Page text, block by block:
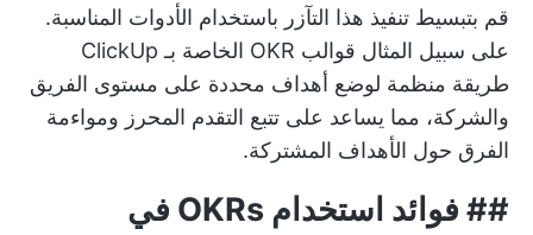
قم بتبسيط تنفيذ هذا التآزر باستخدام الأدوات المناسبة.
على سبيل المثال قوالب OKR الخاصة بـ ClickUp
طريقة منظمة لوضع أهداف محددة على مستوى الفريق
والشركة، مما يساعد على تتبع التقدم المحرز ومواءمة
الفرق حول الأهداف المشتركة.
## فوائد استخدام OKRs في